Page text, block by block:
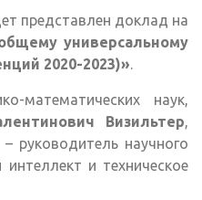
представлен доклад на
универсальному
2020-2023)».
математических наук,
Визильтер,
руководитель научного
и техническое